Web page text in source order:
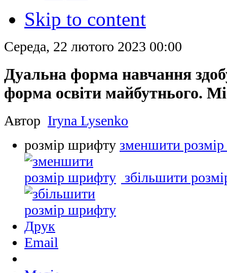
Skip to content
Середа, 22 лютого 2023 00:00
Дуальна форма навчання
форма освіти майбутнього.
Автор Iryna Lysenko
розмір шрифту зменшити
збільшити
Друк
Email